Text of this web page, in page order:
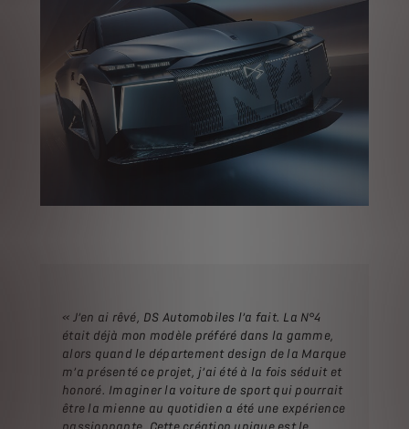
« J’en ai rêvé, DS Automobiles l’a fait. La N°4
était déjà mon modèle préféré dans la gamme,
alors quand le département design de la Marque
m’a présenté ce projet, j’ai été à la fois séduit et
honoré. Imaginer la voiture de sport qui pourrait
être la mienne au quotidien a été une expérience